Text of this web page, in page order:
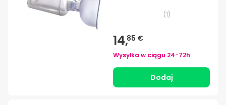
(1)
14,85 €
Wysyłka w ciągu 24-72h
Dodaj